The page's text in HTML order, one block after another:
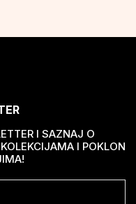
I SAZNAJ O
I POKLON